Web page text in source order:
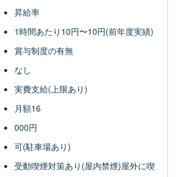
昇給率
1時間あたり10円〜10円(前年度実績)
賞与制度の有無
なし
実費支給(上限あり)
月額16
000円
可(駐車場あり)
受動喫煙対策あり(屋内禁煙)屋外に喫